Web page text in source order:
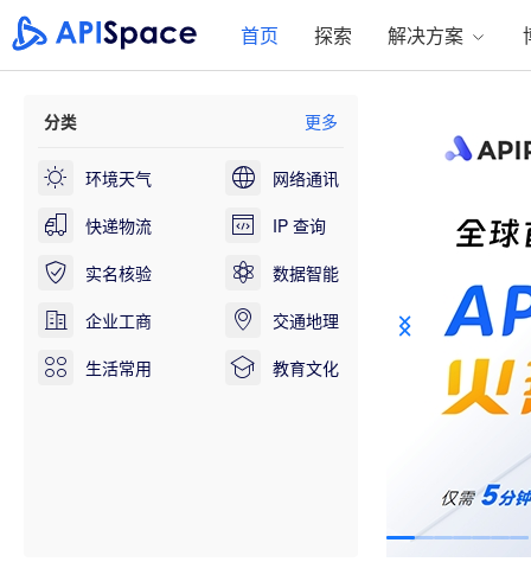
首页 探索 解决方案
分类 更多
环境天气
网络通讯
快递物流
IP 查询
实名核验
数据智能
企业工商
交通地理
生活常用
教育文化
APISpace-API数据接口-API接口大全-免费API接口服务